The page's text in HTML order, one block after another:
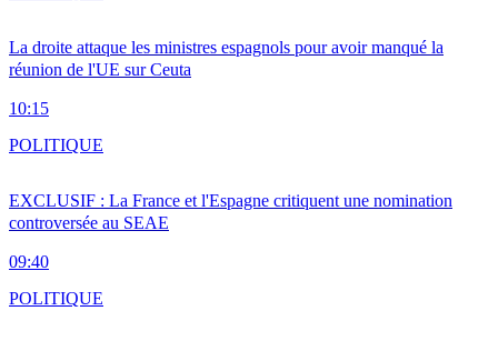
La droite attaque les ministres espagnols pour avoir manqué la
réunion de l'UE sur Ceuta
10:15
EXCLUSIF : La France et l'Espagne critiquent une nomination
controversée au SEAE
09:40
POLITIQUE
POLITIQUE